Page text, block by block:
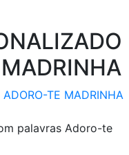
TE MADRINHA
palavras Adoro-te